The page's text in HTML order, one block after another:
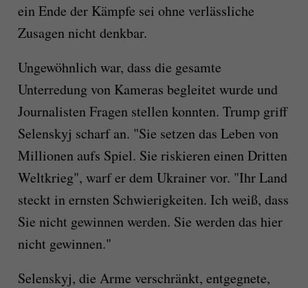
ein Ende der Kämpfe sei ohne verlässliche
Zusagen nicht denkbar.
Ungewöhnlich war, dass die gesamte
Unterredung von Kameras begleitet wurde und
Journalisten Fragen stellen konnten. Trump griff
Selenskyj scharf an. "Sie setzen das Leben von
Millionen aufs Spiel. Sie riskieren einen Dritten
Weltkrieg", warf er dem Ukrainer vor. "Ihr Land
steckt in ernsten Schwierigkeiten. Ich weiß, dass
Sie nicht gewinnen werden. Sie werden das hier
nicht gewinnen."
Selenskyj, die Arme verschränkt, entgegnete,